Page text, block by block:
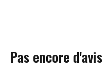
Pas encore d'avis